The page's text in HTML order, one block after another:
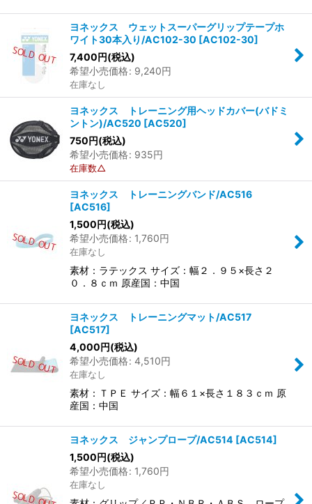
ヨネックス ウェットスーパーグリップテープホ
ワイト30本入り/AC102-30 [AC102-30]
7,400円(税込)
希望小売価格: 9,240円
在庫なし
ヨネックス トレーニング用ヘッドカバー(バドミ
ントン)/AC520 [AC520]
750円(税込)
希望小売価格: 935円
在庫数△
ヨネックス トレーニングバンド/AC516
[AC516]
1,500円(税込)
希望小売価格: 1,760円
在庫なし
素材：ラテックス サイズ：幅２．９５×長さ２
０．８ｃｍ 原産国：中国
ヨネックス トレーニングマット/AC517
[AC517]
4,000円(税込)
希望小売価格: 4,510円
在庫なし
素材：ＴＰＥ サイズ：幅６１×長さ１８３ｃｍ 原
産国：中国
ヨネックス ジャンプロープ/AC514 [AC514]
1,500円(税込)
希望小売価格: 1,760円
在庫なし